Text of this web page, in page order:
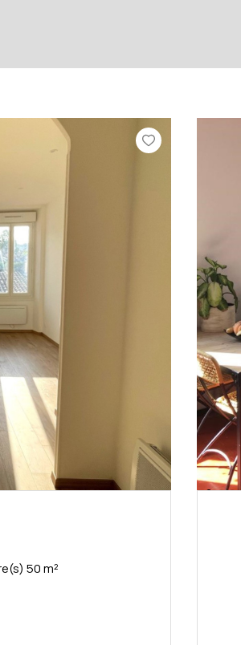
Appartement 2 pièce(s) 1 chambre(s) 50 m²